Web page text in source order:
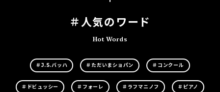
＃人気のワード
Hot Words
＃J.S.バッハ ＃ただいまショパン ＃コンクール
＃ドビュッシー ＃フォーレ ＃ラフマニノフ ＃ピアノ